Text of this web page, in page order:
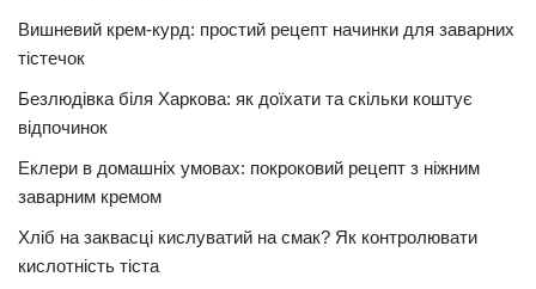
Вишневий крем-курд: простий рецепт начинки для заварних
тістечок
Безлюдівка біля Харкова: як доїхати та скільки коштує
відпочинок
Еклери в домашніх умовах: покроковий рецепт з ніжним
заварним кремом
Хліб на заквасці кислуватий на смак? Як контролювати
кислотність тіста